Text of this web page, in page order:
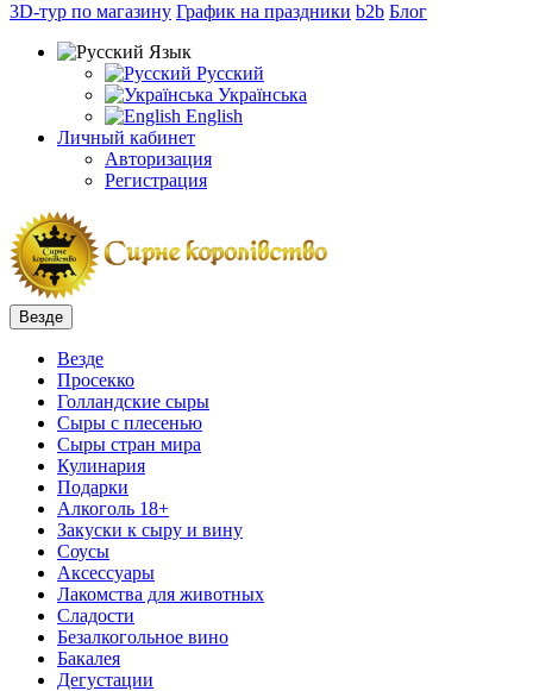
3D-тур по магазину График на праздники b2b Блог
Язык
Русский
Українська
English
Личный кабинет
Авторизация
Регистрация
Везде
Везде
Просекко
Голландские сыры
Сыры с плесенью
Сыры стран мира
Кулинария
Подарки
Алкоголь 18+
Закуски к сыру и вину
Соусы
Аксессуары
Лакомства для животных
Сладости
Безалкогольное вино
Бакалея
Дегустации